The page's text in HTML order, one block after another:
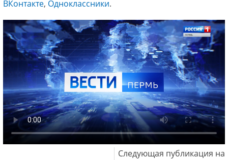
ВКонтакте, Одноклассники.
Следующая публикация на